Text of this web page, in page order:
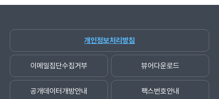
개인정보처리방침
이메일집단수집거부 뷰어다운로드
공개데이터개방안내 팩스번호안내